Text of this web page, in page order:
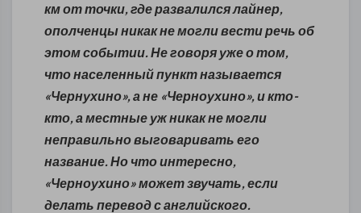
км от точки, где развалился лайнер,
ополченцы никак не могли вести речь об
этом событии. Не говоря уже о том,
что населенный пункт называется
«Чернухино», а не «Черноухино», и кто-
кто, а местные уж никак не могли
неправильно выговаривать его
название. Но что интересно,
«Черноухино» может звучать, если
делать перевод с английского.